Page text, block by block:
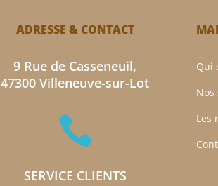
ADRESSE & CONTACT
9 Rue de Casseneuil,
47300 Villeneuve-sur-Lot

SERVICE CLIENTS
Qui
Nos
Les